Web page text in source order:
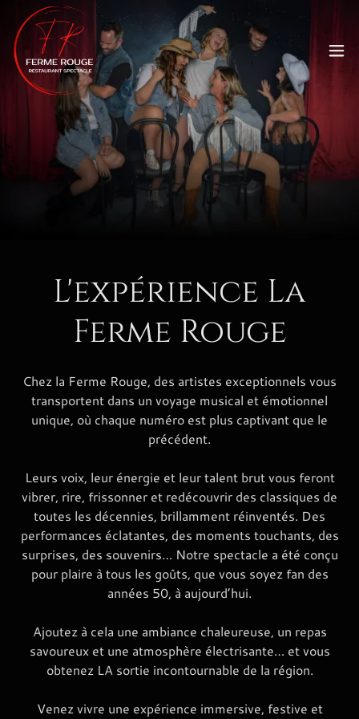
L'expérience La
Ferme Rouge
Chez la Ferme Rouge, des artistes exceptionnels vous
transportent dans un voyage musical et émotionnel
unique, où chaque numéro est plus captivant que le
précédent.
Leurs voix, leur énergie et leur talent brut vous feront
vibrer, rire, frissonner et redécouvrir des classiques de
toutes les décennies, brillamment réinventés. Des
performances éclatantes, des moments touchants, des
surprises, des souvenirs… Notre spectacle a été conçu
pour plaire à tous les goûts, que vous soyez fan des
années 50, à aujourd’hui.
Ajoutez à cela une ambiance chaleureuse, un repas
savoureux et une atmosphère électrisante… et vous
obtenez LA sortie incontournable de la région.
Venez vivre une expérience immersive, festive et